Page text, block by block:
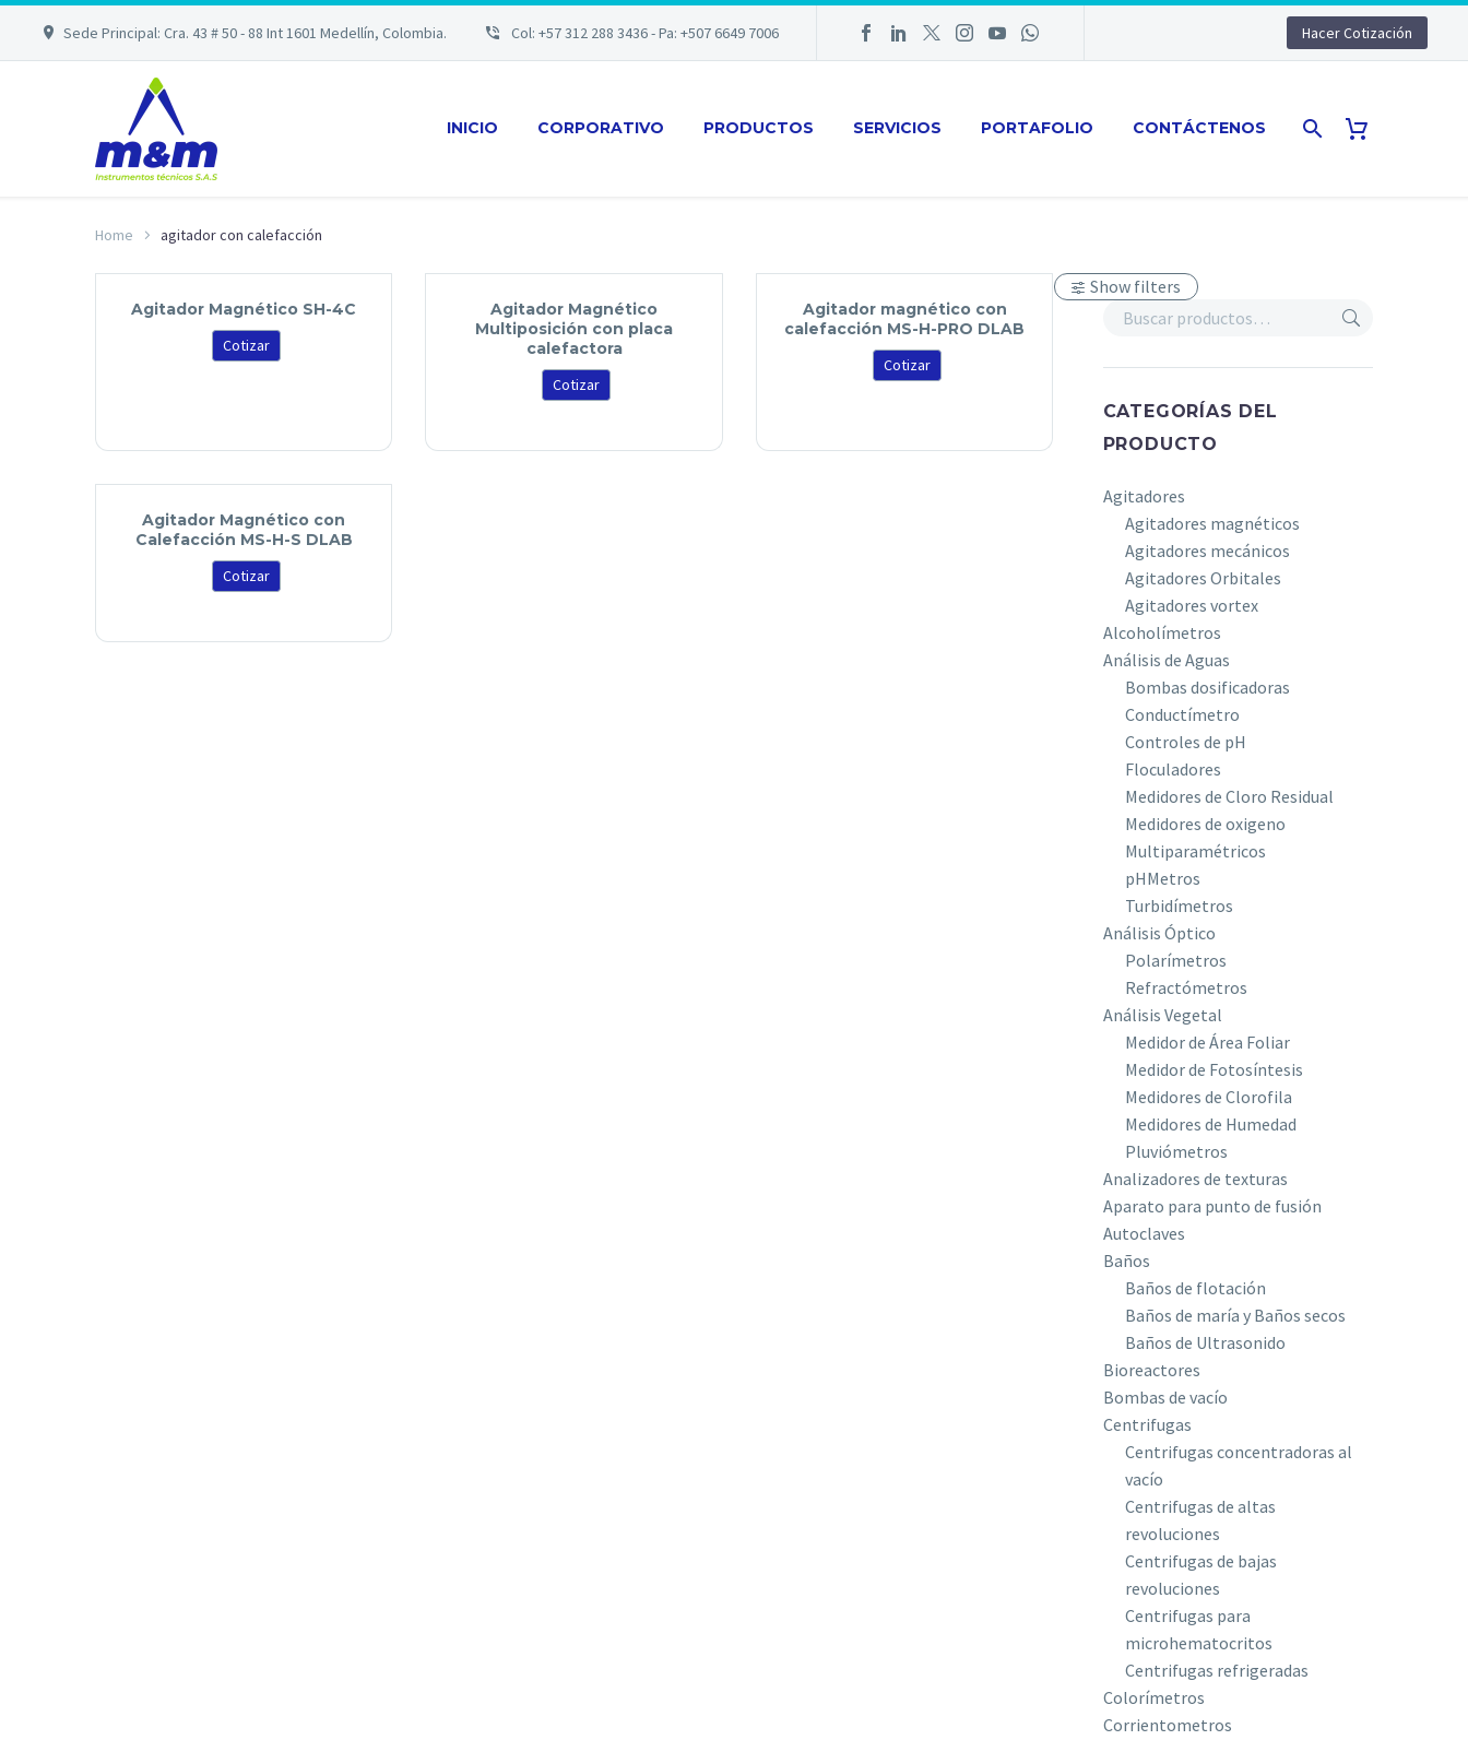
Sede Principal: Cra. 43 # 50 - 88 Int 1601 Medellín, Colombia. Col: +57 312 288 3436 - Pa: +507 6649 7006 Hacer Cotización
INICIO CORPORATIVO PRODUCTOS SERVICIOS PORTAFOLIO CONTÁCTENOS
Home agitador con calefacción
Show filters
CATEGORÍAS DEL
PRODUCTO
Agitadores
Agitadores magnéticos
Agitadores mecánicos
Agitadores Orbitales
Agitadores vortex
Alcoholímetros
Análisis de Aguas
Bombas dosificadoras
Conductímetro
Controles de pH
Floculadores
Medidores de Cloro Residual
Medidores de oxigeno
Multiparamétricos
pHMetros
Turbidímetros
Análisis Óptico
Polarímetros
Refractómetros
Análisis Vegetal
Medidor de Área Foliar
Medidor de Fotosíntesis
Medidores de Clorofila
Medidores de Humedad
Pluviómetros
Analizadores de texturas
Aparato para punto de fusión
Autoclaves
Baños
Baños de flotación
Baños de maría y Baños secos
Baños de Ultrasonido
Bioreactores
Bombas de vacío
Centrifugas
Centrifugas concentradoras al
vacío
Centrifugas de altas
revoluciones
Centrifugas de bajas
revoluciones
Centrifugas para
microhematocritos
Centrifugas refrigeradas
Colorímetros
Corrientometros
Agitador Magnético SH-4C
Cotizar
Agitador Magnético
Multiposición con placa
calefactora
Cotizar
Agitador magnético con
calefacción MS-H-PRO DLAB
Cotizar
Agitador Magnético con
Calefacción MS-H-S DLAB
Cotizar